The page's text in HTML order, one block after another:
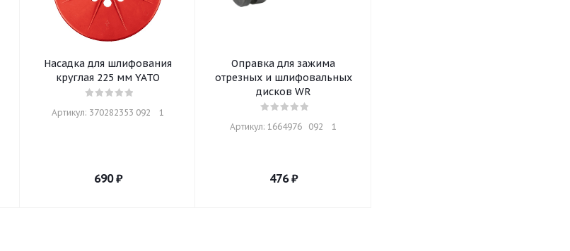
Насадка для шлифования
круглая 225 мм YATO
Артикул: 370282353 092    1
690₽
Оправка для зажима
отрезных и шлифовальных
дисков WR
Артикул: 1664976   092    1
476₽